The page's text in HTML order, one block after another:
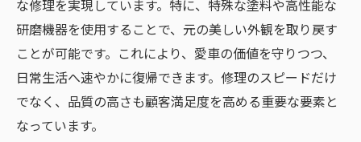
な修理を実現しています。特に、特殊な塗料や高性能な
研磨機器を使用することで、元の美しい外観を取り戻す
ことが可能です。これにより、愛車の価値を守りつつ、
日常生活へ速やかに復帰できます。修理のスピードだけ
でなく、品質の高さも顧客満足度を高める重要な要素と
なっています。